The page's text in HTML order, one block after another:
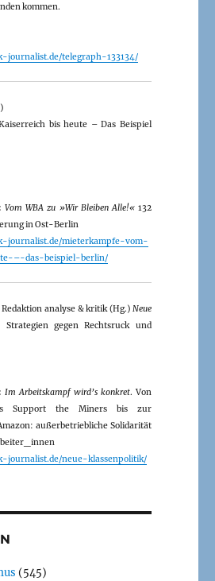
kommen.
telegraph-133134/
bis heute – Das Beispiel
Vom WBA zu »Wir Bleiben Alle!«132
in Ost-Berlin
journalist.de/mieterkampfe-vom-
–-das-beispiel-berlin/
analyse & kritik (Hg.) Neue
gegen Rechtsruck und
Im Arbeitskampf wird’s konkret. Von
Support the Miners bis zur
außerbetriebliche Solidarität
journalist.de/neue-klassenpolitik/
(545)